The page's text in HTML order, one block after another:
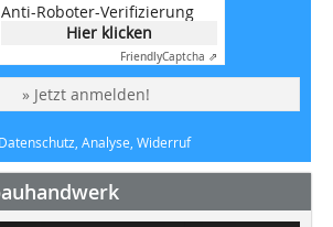
Anti-Roboter-Verifizierung
Hier klicken
FriendlyCaptcha ⇗
» Jetzt anmelden!
Analyse, Widerruf